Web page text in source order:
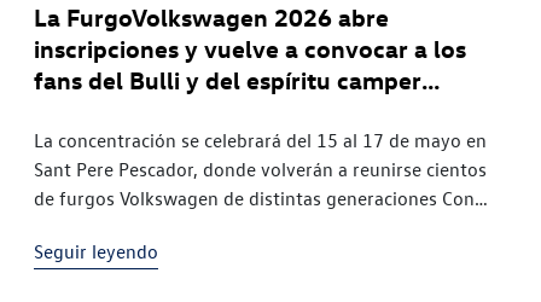
La FurgoVolkswagen 2026 abre
inscripciones y vuelve a convocar a los
fans del Bulli y del espíritu camper
La concentración se celebrará del 15 al 17 de mayo en
Sant Pere Pescador, donde volverán a reunirse cientos
de furgos Volkswagen de distintas generaciones Con
continúa siendo
Seguir leyendo